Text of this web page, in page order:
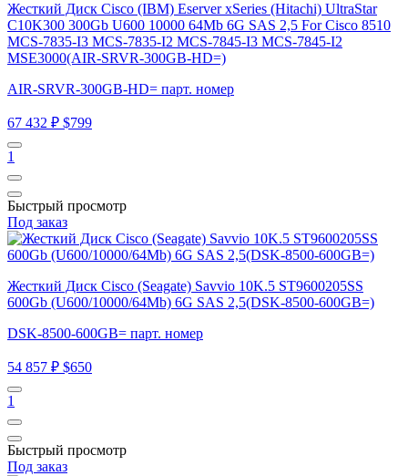
Жесткий Диск Cisco (IBM) Eserver xSeries (Hitachi) UltraStar
C10K300 300Gb U600 10000 64Mb 6G SAS 2,5 For Cisco 8510
MCS-7835-I3 MCS-7835-I2 MCS-7845-I3 MCS-7845-I2
MSE3000(AIR-SRVR-300GB-HD=)
AIR-SRVR-300GB-HD= парт. номер
67 432 ₽ $799
1
Быстрый просмотр
Под заказ
Жесткий Диск Cisco (Seagate) Savvio 10K.5 ST9600205SS
600Gb (U600/10000/64Mb) 6G SAS 2,5(DSK-8500-600GB=)
DSK-8500-600GB= парт. номер
54 857 ₽ $650
1
Быстрый просмотр
Под заказ